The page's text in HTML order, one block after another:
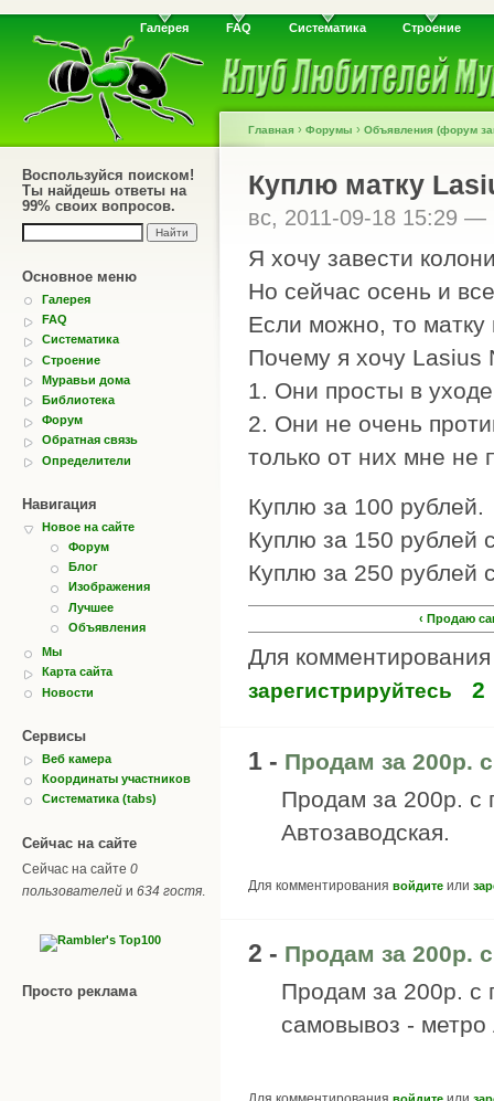
Галерея FAQ Систематика Строение
Воспользуйся поиском!
Ты найдешь ответы на
99% своих вопросов.
Основное меню
Галерея
FAQ
Систематика
Строение
Муравьи дома
Библиотека
Форум
Обратная связь
Определители
Навигация
Новое на сайте
Форум
Блог
Изображения
Лучшее
Объявления
Мы
Карта сайта
Новости
Сервисы
Веб камера
Координаты участников
Систематика (tabs)
Сейчас на сайте
Сейчас на сайте 0
пользователей и 634 гостя
Просто реклама
Главная › Форумы › Объявления (форум
Куплю матку
вс, 2011-09-18 15:29 —
Я хочу завести
Но сейчас осень и
Если можно, то матку
Почему я хочу Lasius
1. Они просты в
2. Они не очень
только от них мне не
Куплю за 100 рублей.
Куплю за 150 рублей
Куплю за 250 рублей
‹ Продаю
Для
зарегистрируйтесь 2
1 - Продам за 200р.
Продам за 200р. с
Автозаводская.
Для комментирования войдите или
2 - Продам за 200р.
Продам за 200р. с
самовывоз - метро